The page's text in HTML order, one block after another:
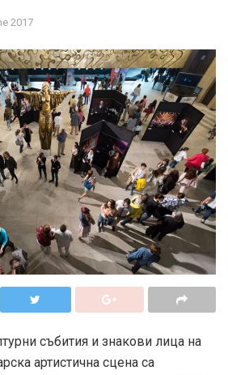
2017
събития и знакови лица на
артистична сцена са